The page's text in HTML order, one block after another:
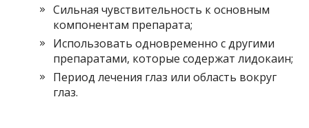
Сильная чувствительность к основным
компонентам препарата;
Использовать одновременно с другими
препаратами, которые содержат лидокаин;
Период лечения глаз или область вокруг
глаз.